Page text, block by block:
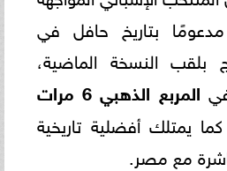
بتاريخ حافل في
بلقب النسخة الماضية،
المربع الذهبي 6 مرات
نسخة 2011، كما يمتلك أفضلية تاريخية
مع مصر.